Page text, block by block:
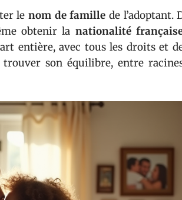
lenom de famille de l’adoptant.
obtenir la nationalité
entière, avec tous les droits et
son équilibre, entre